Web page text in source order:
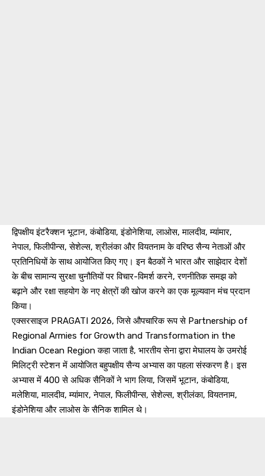
द्विपक्षीय इंटरैक्शन भूटान, कंबोडिया, इंडोनेशिया, लाओस, मालदीव, म्यांमार,
नेपाल, फिलीपीन्स, सेशेल्स, श्रीलंका और वियतनाम के वरिष्ठ सैन्य नेताओं और
प्रतिनिधियों के साथ आयोजित किए गए। इन बैठकों ने भारत और साझेदार देशों
के बीच सामान्य सुरक्षा चुनौतियों पर विचार-विमर्श करने, रणनीतिक समझ को
बढ़ाने और रक्षा सहयोग के नए क्षेत्रों की खोज करने का एक मूल्यवान मंच प्रदान
किया।
एक्सरसाइज PRAGATI 2026, जिसे औपचारिक रूप से Partnership of
Regional Armies for Growth and Transformation in the
Indian Ocean Region कहा जाता है, भारतीय सेना द्वारा मेघालय के उमरोई
मिलिट्री स्टेशन में आयोजित बहुपक्षीय सैन्य अभ्यास का पहला संस्करण है। इस
अभ्यास में 400 से अधिक सैनिकों ने भाग लिया, जिसमें भूटान, कंबोडिया,
मलेशिया, मालदीव, म्यांमार, नेपाल, फिलीपीन्स, सेशेल्स, श्रीलंका, वियतनाम,
इंडोनेशिया और लाओस के सैनिक शामिल थे।